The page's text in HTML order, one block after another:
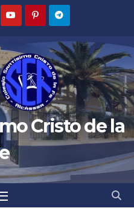
Cristo de la